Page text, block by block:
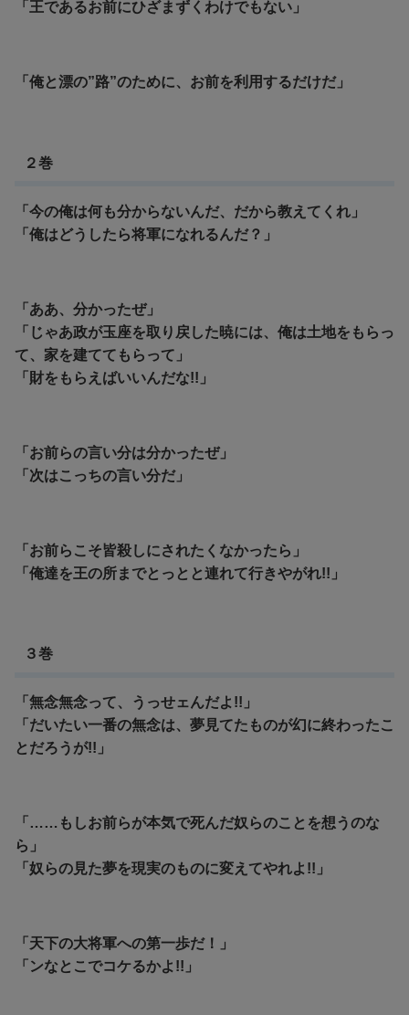
「王であるお前にひざまずくわけでもない」
「俺と漂の”路”のために、お前を利用するだけだ」
２巻
「今の俺は何も分からないんだ、だから教えてくれ」
「俺はどうしたら将軍になれるんだ？」
「ああ、分かったぜ」
「じゃあ政が玉座を取り戻した暁には、俺は土地をもらっ
て、家を建ててもらって」
「財をもらえばいいんだな!!」
「お前らの言い分は分かったぜ」
「次はこっちの言い分だ」
「お前らこそ皆殺しにされたくなかったら」
「俺達を王の所までとっとと連れて行きやがれ!!」
３巻
「無念無念って、うっせェんだよ!!」
「だいたい一番の無念は、夢見てたものが幻に終わったこ
とだろうが!!」
「……もしお前らが本気で死んだ奴らのことを想うのな
ら」
「奴らの見た夢を現実のものに変えてやれよ!!」
「天下の大将軍への第一歩だ！」
「ンなとこでコケるかよ!!」